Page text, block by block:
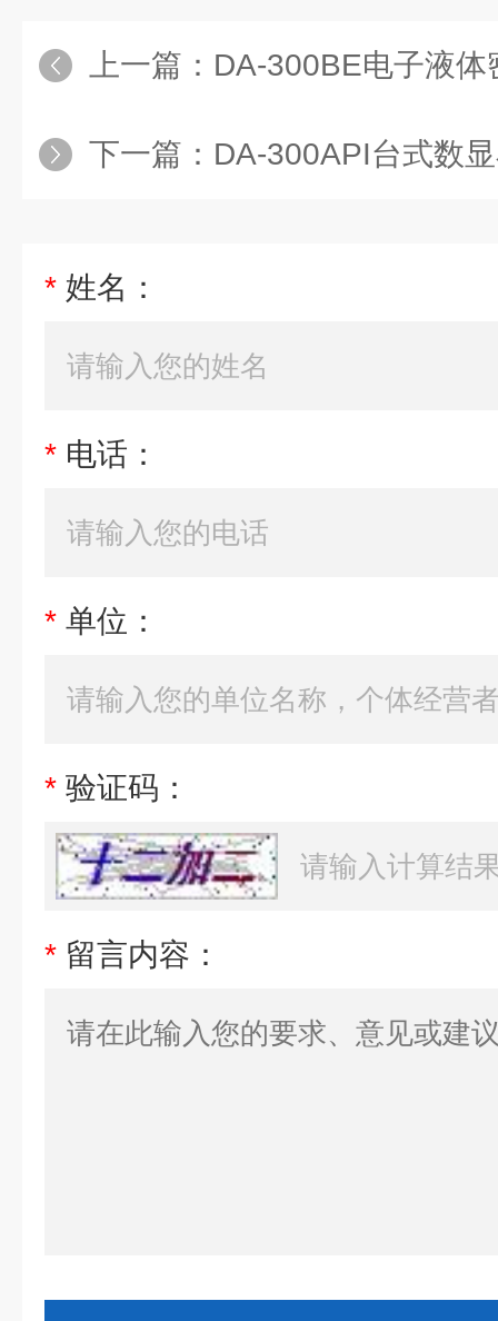
上一篇： DA-300BE电子液体
下一篇： DA-300API台式数
* 姓名：
* 电话：
* 单位：
* 验证码：
* 留言内容：